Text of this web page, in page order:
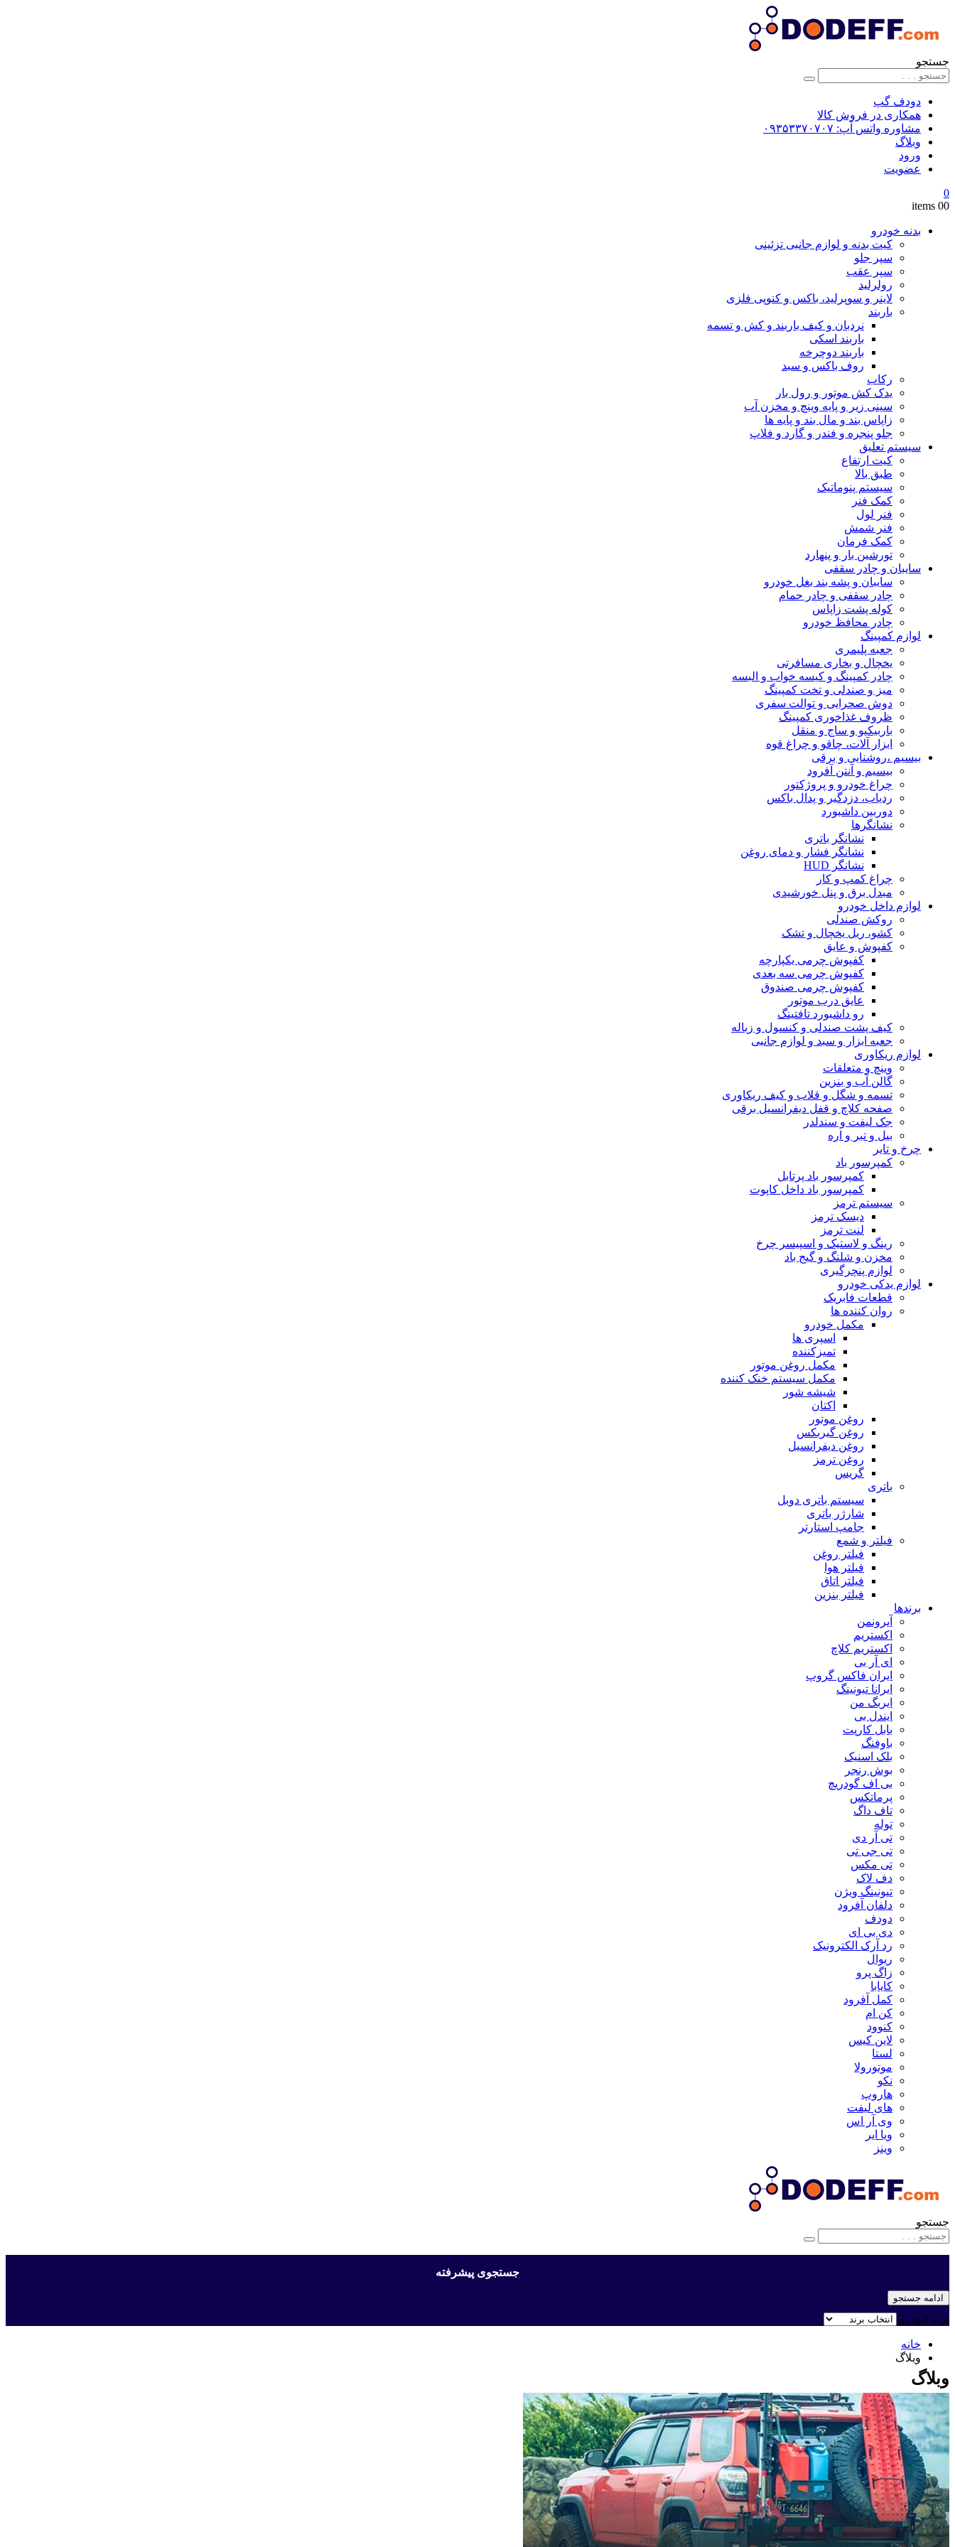
جستجو
دودف گپ
همکاری در فروش کالا
مشاوره واتس آپ: ۰۹۳۵۳۳۷۰۷۰۷
وبلاگ
ورود
عضویت
0
00 items
بدنه خودرو
کیت بدنه و لوازم جانبی تزئینی
سپر جلو
سپر عقب
رولرلید
لاینر و سوپرلید، باکس و کنوپی فلزی
باربند
نردبان و کیف باربند و کش و تسمه
باربند اسکی
باربند دوچرخه
روف باکس و سبد
رکاب
یدک کش موتور و رول بار
سینی زیر و پایه وینچ و مخزن آب
زاپاس بند و مال بند و پایه ها
جلو پنجره و فندر و گارد و فلاپ
سیستم تعلیق
کیت ارتفاع
طبق بالا
سیستم پنوماتیک
کمک فنر
فنر لول
فنر شمش
کمک فرمان
تورشین بار و پنهارد
سایبان و چادر سقفی
سایبان و پشه بند بغل خودرو
چادر سقفی و چادر حمام
کوله پشت زاپاس
چادر محافظ خودرو
لوازم کمپینگ
جعبه پلیمری
یخچال و بخاری مسافرتی
چادر کمپینگ و کیسه خواب و البسه
میز و صندلی و تخت کمپینگ
دوش صحرایی و توالت سفری
ظروف غذاخوری کمپینگ
باربیکیو و ساج و منقل
ابزار آلات، چاقو و چراغ قوه
بیسیم ،روشنایی و برقی
بیسیم و آنتن آفرود
چراغ خودرو و پروژکتور
ردیاب، دزدگیر و پدال باکس
دوربین داشبورد
نشانگرها
نشانگر باتری
نشانگر فشار و دمای روغن
نشانگر HUD
چراغ کمپ و کار
مبدل برق و پنل خورشیدی
لوازم داخل خودرو
روکش صندلی
کشو، ریل یخچال و تشک
کفپوش و عایق
کفپوش چرمی یکپارچه
کفپوش چرمی سه بعدی
کفپوش چرمی صندوق
عایق درب موتور
رو داشبورد تافتینگ
کیف پشت صندلی و کنسول و زباله
جعبه ابزار و سبد و لوازم جانبی
لوازم ریکاوری
وینچ و متعلقات
گالن آب و بنزین
تسمه و شگل و قلاب و کیف ریکاوری
صفحه کلاچ و قفل دیفرانسیل برقی
جک لیفت و سندلدر
بیل و تبر و اره
چرخ و تایر
کمپرسور باد
کمپرسور باد پرتابل
کمپرسور باد داخل کاپوت
سیستم ترمز
دیسک ترمز
لنت ترمز
رینگ و لاستیک و اسپیسر چرخ
مخزن و شلنگ و گیج باد
لوازم پنچرگیری
لوازم یدکی خودرو
قطعات فابریک
روان کننده ها
مکمل خودرو
اسپری ها
تمیزکننده
مکمل روغن موتور
مکمل سیستم خنک کننده
شیشه شور
اکتان
روغن موتور
روغن گیربکس
روغن دیفرانسیل
روغن ترمز
گریس
باتری
سیستم باتری دوبل
شارژر باتری
جامپ استارتر
فیلتر و شمع
فیلتر روغن
فیلتر هوا
فیلتر اتاق
فیلتر بنزین
برندها
آیرونمن
اکستریم
اکستریم کلاچ
ای آر بی
ایران فاکس گروپ
ایرانا تیونینگ
ایربگ من
ایندل بی
بابل کارپت
باوفنگ
بلک اسنیک
بوش رنجر
بی اف گودریچ
پرماتکس
تاف داگ
توله
تی آر دی
تی جی تی
تی مکس
دف لاک
تیونینگ ویژن
دلفان آفرود
دودف
دی بی ای
رد آرک الکترونیک
ریوال
زاگ پرو
کایابا
کمل آفرود
کن ام
کنوود
لاین کیس
لستا
موتورولا
نکو
هاروپ
های لیفت
وی آر اس
ویا ایر
وینز
جستجو
جستجوی پیشرفته
ادامه جستجو
برند خودرو
خانه
وبلاگ
وبلاگ